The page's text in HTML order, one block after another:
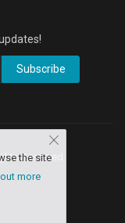
Subscribe
Reserved.
the site
more